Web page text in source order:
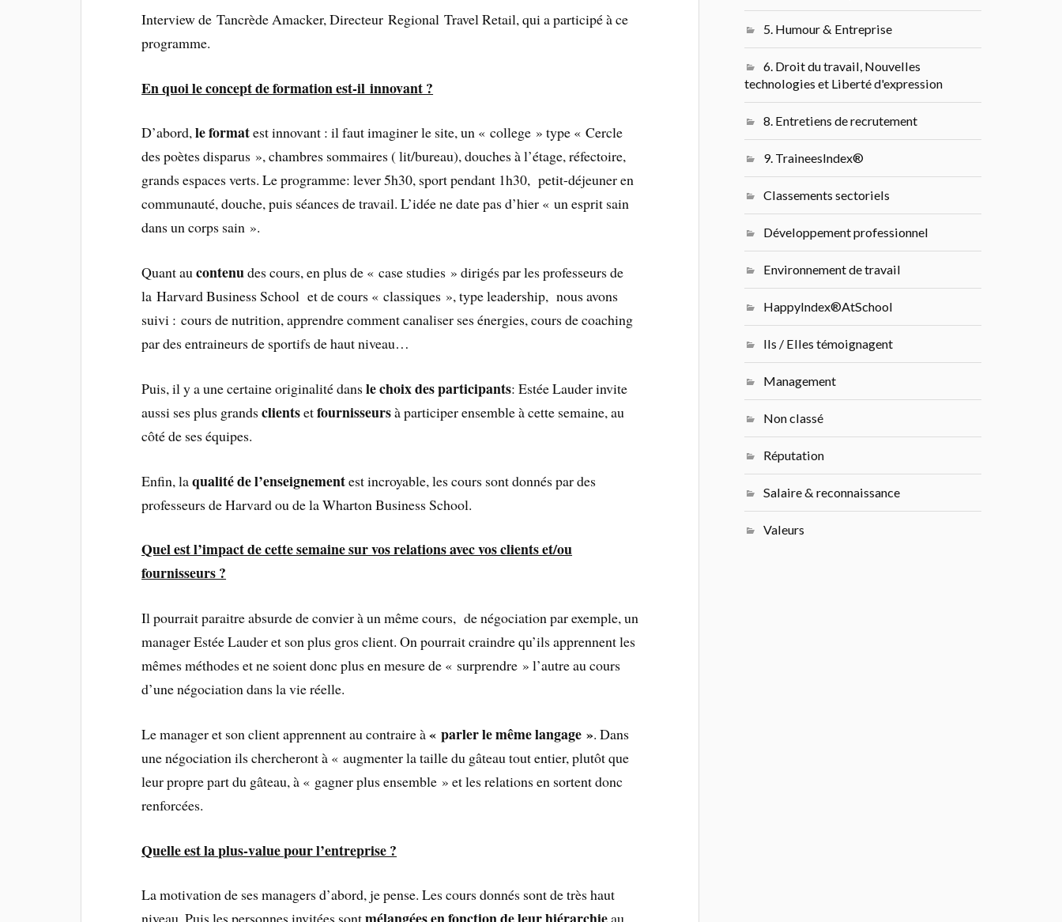
Interview de Tancrède Amacker, Directeur Regional Travel Retail, qui a participé à ce
programme.
En quoi le concept de formation est-il innovant ?
D’abord,le formatest innovant : il faut imaginer le site, un « college » type « Cercle
des poètes disparus », chambres sommaires ( lit/bureau), douches à l’étage, réfectoire,
grands espaces verts. Le programme: lever 5h30, sport pendant 1h30, petit-déjeuner en
communauté, douche, puis séances de travail. L’idée ne date pas d’hier « un esprit sain
dans un corps sain ».
Quant aucontenudes cours, en plus de « case studies » dirigés par les professeurs de
la Harvard Business School et de cours « classiques », type leadership, nous avons
suivi : cours de nutrition, apprendre comment canaliser ses énergies, cours de coaching
par des entraineurs de sportifs de haut niveau…
Puis, il y a une certaine originalité dansle choix des participants: Estée Lauder invite
aussi ses plus grandsclientsetfournisseursà participer ensemble à cette semaine, au
côté de ses équipes.
Enfin, laqualité de l’enseignementest incroyable, les cours sont donnés par des
professeurs de Harvard ou de la Wharton Business School.
Quel est l’impact de cette semaine sur vos relations avec vos clients et/ou
fournisseurs ?
Il pourrait paraitre absurde de convier à un même cours, de négociation par exemple, un
manager Estée Lauder et son plus gros client. On pourrait craindre qu’ils apprennent les
mêmes méthodes et ne soient donc plus en mesure de « surprendre » l’autre au cours
d’une négociation dans la vie réelle.
Le manager et son client apprennent au contraire à« parler le même langage ». Dans
une négociation ils chercheront à « augmenter la taille du gâteau tout entier, plutôt que
leur propre part du gâteau, à « gagner plus ensemble » et les relations en sortent donc
renforcées.
Quelle est la plus-value pour l’entreprise ?
La motivation de ses managers d’abord, je pense. Les cours donnés sont de très haut
5. Humour & Entreprise
6. Droit du travail, Nouvelles
technologies et Liberté d'expression
8. Entretiens de recrutement
9. TraineesIndex®
Classements sectoriels
Développement professionnel
Environnement de travail
HappyIndex®AtSchool
Ils / Elles témoignagent
Management
Non classé
Réputation
Salaire & reconnaissance
Valeurs